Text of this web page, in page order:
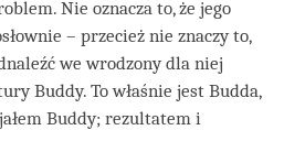
Nie oznacza to, że jego
– przecież nie znaczy to,
we wrodzony dla niej
Buddy. To właśnie jest Budda,
Buddy; rezultatem i